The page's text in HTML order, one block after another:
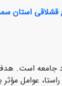
جامعه است.
عوامل مؤثر